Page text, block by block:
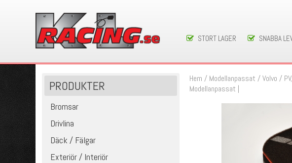
STORT LAGER SNABBA
PRODUKTER
Bromsar
Drivlina
Däck / Fälgar
Exteriör / Interiör
Hem / Modellanpassat /Volvo /
Modellanpassat |